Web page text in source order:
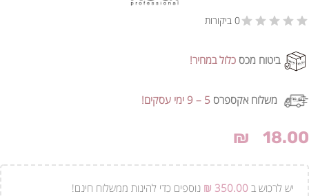
0 ביקורות
ביטוח מכס כלול במחיר!
משלוח אקספרס 5 – 9 ימי עסקים!
₪ 18.00
יש לרכוש ב ₪ 350.00 נוספים כדי להינות ממשלוח חינם!